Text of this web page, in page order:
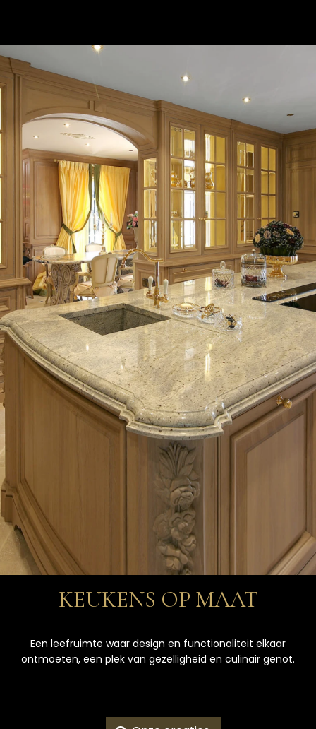
KEUKENS OP MAAT
Een leefruimte waar design en functionaliteit elkaar
ontmoeten, een plek van gezelligheid en culinair genot.